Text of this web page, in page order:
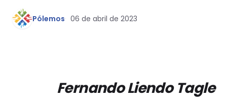
Pólemos 06 de abril de 2023
Fernando Liendo Tagle